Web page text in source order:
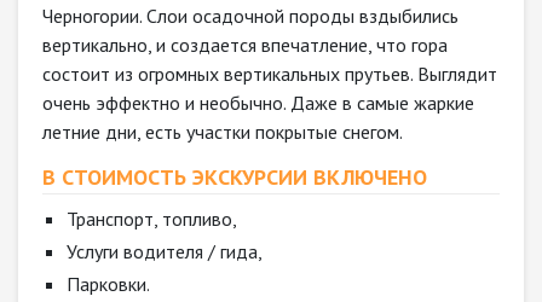
Черногории. Слои осадочной породы вздыбились
вертикально, и создается впечатление, что гора
состоит из огромных вертикальных прутьев. Выглядит
очень эффектно и необычно. Даже в самые жаркие
летние дни, есть участки покрытые снегом.
В СТОИМОСТЬ ЭКСКУРСИИ ВКЛЮЧЕНО
Транспорт, топливо,
Услуги водителя / гида,
Парковки.